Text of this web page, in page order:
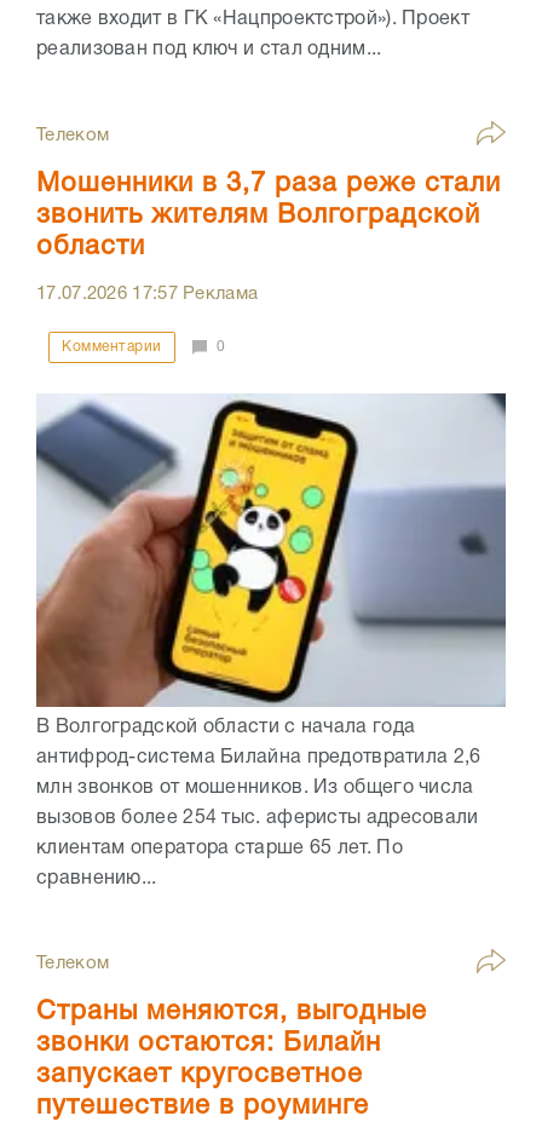
также входит в ГК «Нацпроектстрой»). Проект
реализован под ключ и стал одним...
Телеком
Мошенники в 3,7 раза реже стали
звонить жителям Волгоградской
области
17.07.2026 17:57 Реклама
Комментарии 0
В Волгоградской области с начала года
антифрод-система Билайна предотвратила 2,6
млн звонков от мошенников. Из общего числа
вызовов более 254 тыс. аферисты адресовали
клиентам оператора старше 65 лет. По
сравнению...
Телеком
Страны меняются, выгодные
звонки остаются: Билайн
запускает кругосветное
путешествие в роуминге